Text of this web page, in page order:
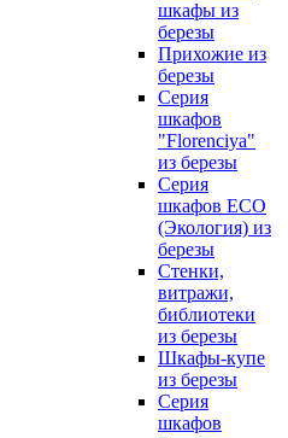
шкафы из
березы
Прихожие из
березы
Серия
шкафов
"Florenciya"
из березы
Серия
шкафов ECO
(Экология) из
березы
Стенки,
витражи,
библиотеки
из березы
Шкафы-купе
из березы
Серия
шкафов